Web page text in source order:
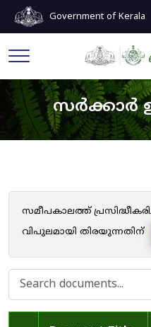
Government of Kerala
സമീപകാലത്ത്
വിപുലമായി തിരയുന്നതിന്